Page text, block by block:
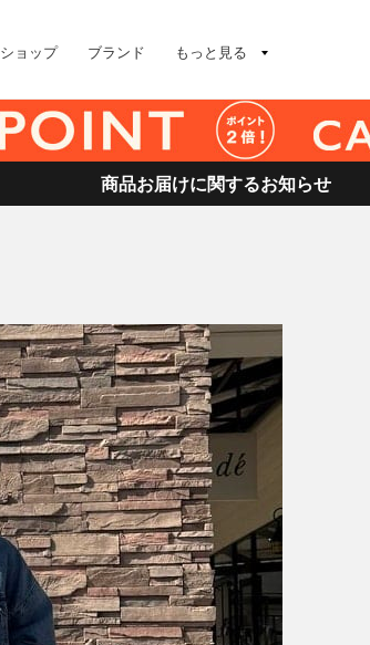
ショップ ブランド もっと見る
商品お届けに関するお知らせ